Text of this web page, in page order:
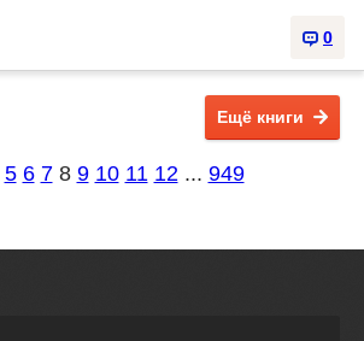
0
Ещё книги
5 6 7 8 9 10 11 12 ... 949